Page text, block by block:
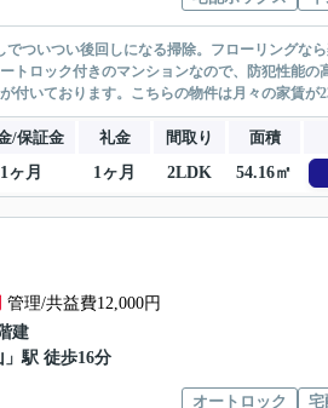
ついつい後回しになる掃除。フローリングな
トロック付きのマンションなので、防犯性能の
付いております。こちらの物件は月々の家賃が
/保証金 礼金 間取り 面積
1ヶ月 1ヶ月 2LDK 54.16㎡
管理/共益費12,000円
建
」駅 徒歩16分
オートロック 宅